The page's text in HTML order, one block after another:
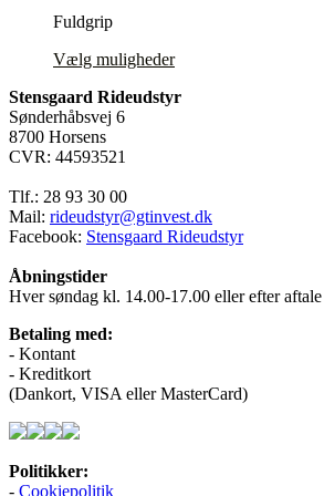
599,00 kr..
Fuldgrip
Vælg mulighederDette
har
på
varesiden
Stensgaard Rideudstyr
Sønderhåbsvej 6
8700 Horsens
CVR: 44593521
Tlf.: 28 93 30 00
Mail: rideudstyr@gtinvest.dk
Facebook: Stensgaard Rideudstyr
Åbningstider
Hver søndag kl. 14.00-17.00 eller efter aftale
Betaling med:
- Kontant
- Kreditkort
(Dankort, VISA eller MasterCard)
Politikker:
- Cookiepolitik